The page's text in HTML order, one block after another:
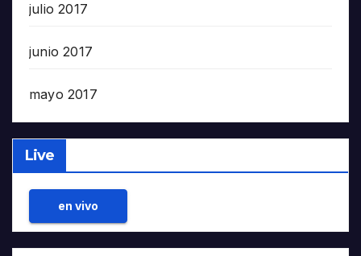
julio 2017
junio 2017
mayo 2017
Live
en vivo